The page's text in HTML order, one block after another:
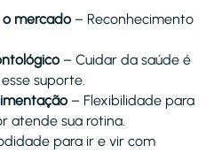
mercado– Reconhecimento
– Cuidar da saúde é
suporte.
– Flexibilidade para
atende sua rotina.
para ir e vir com